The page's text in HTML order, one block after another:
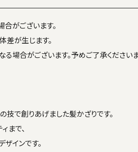
がございます。
差が生じます。
場合がございます。予めご了承ください
で創りあげました髪かざりです。
まで、
インです。